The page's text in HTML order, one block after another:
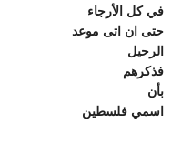
في كل الأرجاء
حتى ان اتى موعد
الرحيل
فذكرهم
بأن
اسمي فلسطين